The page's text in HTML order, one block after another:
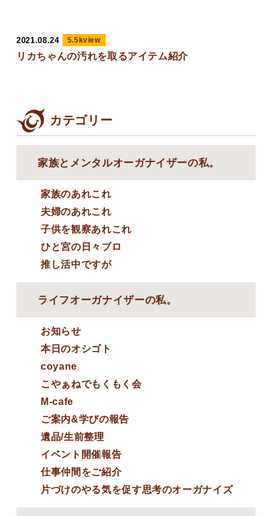
2021.08.24 5.5kview
リカちゃんの汚れを取るアイテム紹介
カテゴリー
家族とメンタルオーガナイザーの私。
家族のあれこれ
夫婦のあれこれ
子供を観察あれこれ
ひと宮の日々ブロ
推し活中ですが
ライフオーガナイザーの私。
お知らせ
本日のオシゴト
coyane
こやぁねでもくもく会
M-cafe
ご案内&学びの報告
遺品/生前整理
イベント開催報告
仕事仲間をご紹介
片づけのやる気を促す思考のオーガナイズ